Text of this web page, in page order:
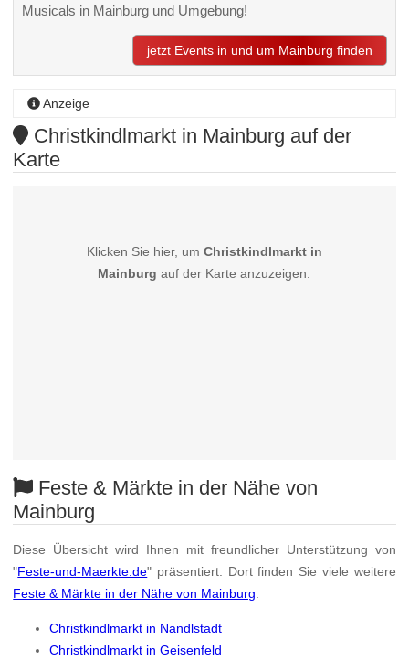
Musicals in Mainburg und Umgebung!
jetzt Events in und um Mainburg finden
Anzeige
Christkindlmarkt in Mainburg auf der
Karte
Klicken Sie hier, um Christkindlmarkt in
Mainburg auf der Karte anzuzeigen.
Feste & Märkte in der Nähe von
Mainburg
Diese Übersicht wird Ihnen mit freundlicher Unterstützung von
"Feste-und-Maerkte.de" präsentiert. Dort finden Sie viele weitere
Feste & Märkte in der Nähe von Mainburg
Christkindlmarkt in Nandlstadt
Christkindlmarkt in Geisenfeld